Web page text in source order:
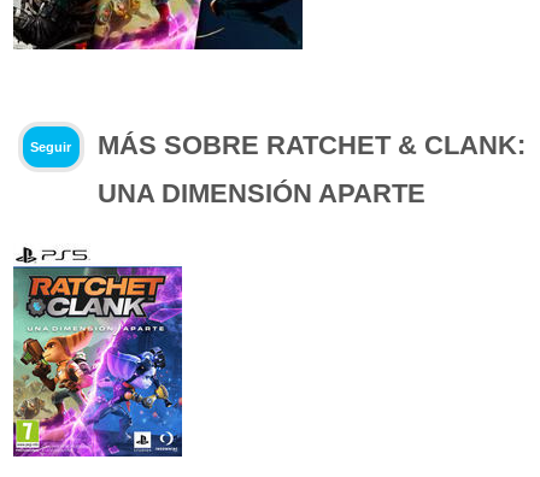
Seguir
MÁS SOBRE RATCHET & CLANK:
UNA DIMENSIÓN APARTE